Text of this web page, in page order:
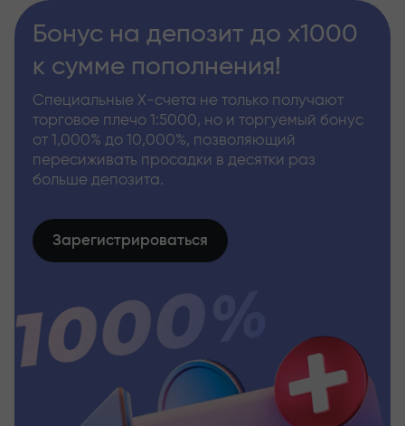
Бонус на депозит до х1000
к сумме пополнения!
Специальные Х-счета не только получают
торговое плечо 1:5000, но и торгуемый бонус
от 1,000% до 10,000%, позволяющий
пересиживать просадки в десятки раз
больше депозита.
Зарегистрироваться